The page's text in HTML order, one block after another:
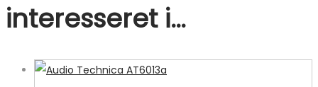
interesseret i…